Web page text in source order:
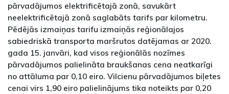
pārvadājumos elektrificētajā zonā, savukārt
neelektrificētajā zonā saglabāts tarifs par kilometru.
Pēdējās izmaiņas tarifu izmaiņās reģionālajos
sabiedriskā transporta maršrutos datējamas ar 2020.
gada 15. janvāri, kad visos reģionālās nozīmes
pārvadājumos palielināta braukšanas cena neatkarīgi
no attāluma par 0,10 eiro. Vilcienu pārvadājumos biļetes
cenai virs 1,90 eiro palielinājums tika noteikts par 0,20